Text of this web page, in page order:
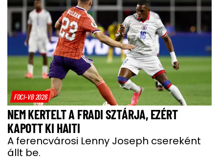
FOCI-VB 2026
NEM KERTELT A FRADI SZTÁRJA, EZÉRT
KAPOTT KI HAITI
A ferencvárosi Lenny Joseph csereként
állt be.